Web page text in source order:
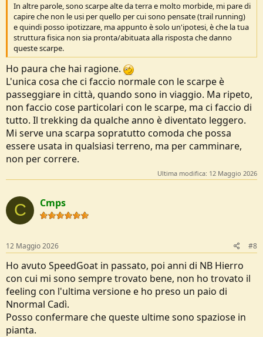
In altre parole, sono scarpe alte da terra e molto morbide, mi pare di
capire che non le usi per quello per cui sono pensate (trail running)
e quindi posso ipotizzare, ma appunto è solo un'ipotesi, è che la tua
struttura fisica non sia pronta/abituata alla risposta che danno
queste scarpe.
Ho paura che hai ragione.
L'unica cosa che ci faccio normale con le scarpe è
passeggiare in città, quando sono in viaggio. Ma ripeto,
non faccio cose particolari con le scarpe, ma ci faccio di
tutto. Il trekking da qualche anno è diventato leggero.
Mi serve una scarpa sopratutto comoda che possa
essere usata in qualsiasi terreno, ma per camminare,
non per correre.
Ultima modifica: 12 Maggio 2026
C Cmps
12 Maggio 2026 #8
Ho avuto SpeedGoat in passato, poi anni di NB Hierro
con cui mi sono sempre trovato bene, non ho trovato il
feeling con l'ultima versione e ho preso un paio di
Nnormal Cadì.
Posso confermare che queste ultime sono spaziose in
pianta.